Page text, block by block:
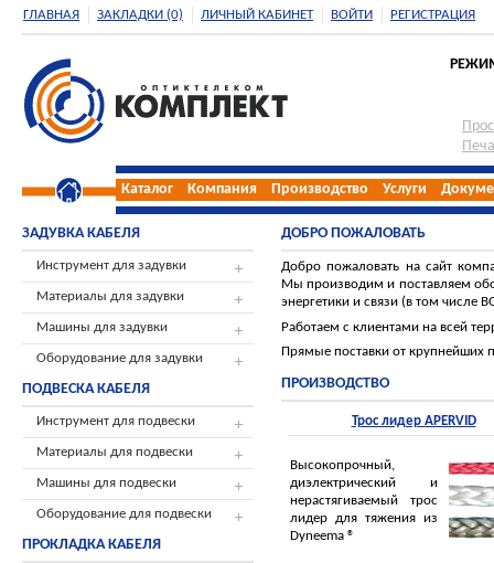
ГЛАВНАЯ ЗАКЛАДКИ (0) ЛИЧНЫЙ КАБИНЕТ ВОЙТИ РЕГИСТРАЦИЯ
Каталог Компания Производство Услуги
ЗАДУВКА КАБЕЛЯ
Инструмент для задувки
Материалы для задувки
Машины для задувки
Оборудование для задувки
ПОДВЕСКА КАБЕЛЯ
Инструмент для подвески
Материалы для подвески
Машины для подвески
Оборудование для подвески
ПРОКЛАДКА КАБЕЛЯ
ДОБРО ПОЖАЛОВАТЬ
Добро пожаловать на сайт
Мы производим и поставляем
энергетики и связи (в том числе
Работаем с клиентами на всей
Прямые поставки от крупнейших
ПРОИЗВОДСТВО
Трос лидер APERVID
Высокопрочный,
диэлектрический и
нерастягиваемый трос
лидер для тяжения из
Dyneema ®